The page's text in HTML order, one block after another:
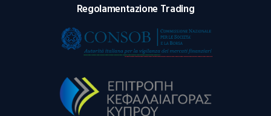
Regolamentazione Trading